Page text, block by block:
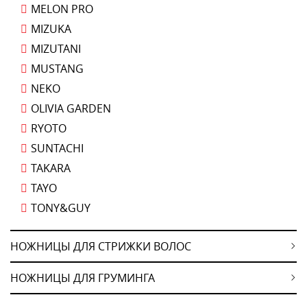
MELON PRO
MIZUKA
MIZUTANI
MUSTANG
NEKO
OLIVIA GARDEN
RYOTO
SUNTACHI
TAKARA
TAYO
TONY&GUY
НОЖНИЦЫ ДЛЯ СТРИЖКИ ВОЛОС
НОЖНИЦЫ ДЛЯ ГРУМИНГА